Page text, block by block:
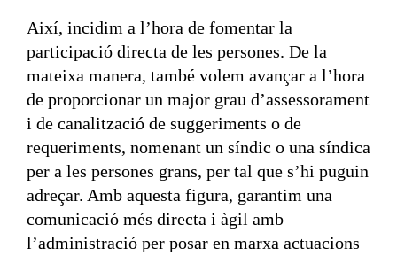
Així, incidim a l’hora de fomentar la
participació directa de les persones. De la
mateixa manera, també volem avançar a l’hora
de proporcionar un major grau d’assessorament
i de canalització de suggeriments o de
requeriments, nomenant un síndic o una síndica
per a les persones grans, per tal que s’hi puguin
adreçar. Amb aquesta figura, garantim una
comunicació més directa i àgil amb
l’administració per posar en marxa actuacions